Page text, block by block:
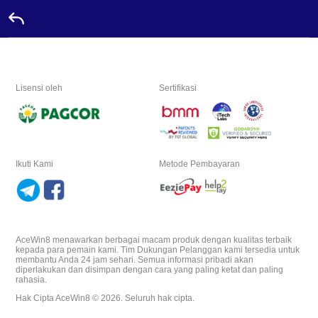
Promosi
Hubungi
Bahasa
Desktop
Lisensi oleh Sertifikasi
Metode Pembayaran
Ikuti Kami
AceWin8 menawarkan berbagai macam produk dengan kualitas terbaik
kepada para pemain kami. Tim Dukungan Pelanggan kami tersedia untuk
membantu Anda 24 jam sehari. Semua informasi pribadi akan
diperlakukan dan disimpan dengan cara yang paling ketat dan paling
rahasia.
Hak Cipta AceWin8 © 2026. Seluruh hak cipta.